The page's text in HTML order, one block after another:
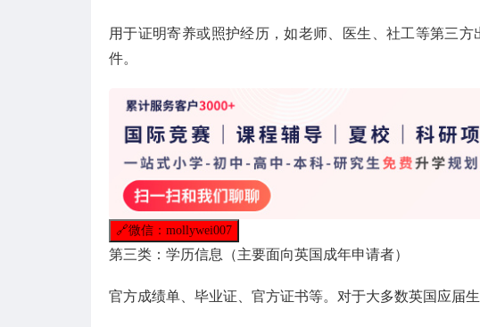
用于证明寄养或照护经历，如老师、医生、社工等第三
件。
🔗微信：mollywei007
第三类：学历信息（主要面向英国成年申请者）
官方成绩单、毕业证、官方证书等。对于大多数英国应届